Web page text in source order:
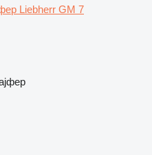
Liebherr GM 7